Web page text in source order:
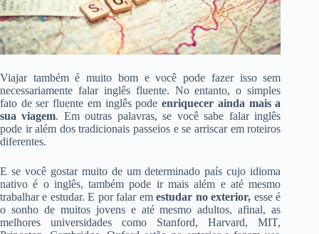
Viajar também é muito bom e você pode fazer isso sem
necessariamente falar inglês fluente. No entanto, o simples
fato de ser fluente em inglês pode enriquecer ainda mais a
sua viagem. Em outras palavras, se você sabe falar inglês
pode ir além dos tradicionais passeios e se arriscar em roteiros
diferentes.
E se você gostar muito de um determinado país cujo idioma
nativo é o inglês, também pode ir mais além e até mesmo
trabalhar e estudar. E por falar emestudar no exterior, esse é
o sonho de muitos jovens e até mesmo adultos, afinal, as
melhores universidades como Stanford, Harvard, MIT,